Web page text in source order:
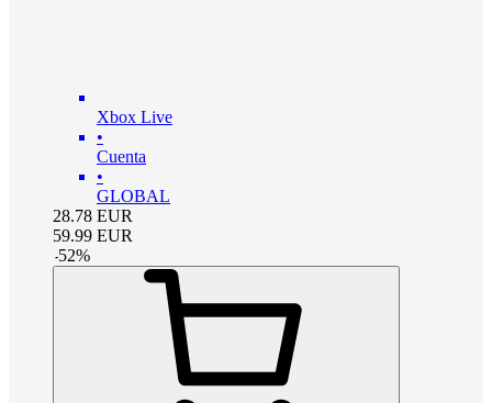
Xbox Live
•
Cuenta
•
GLOBAL
28.78 EUR
59.99 EUR
-52%